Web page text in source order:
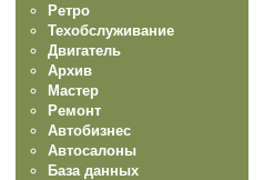
Ретро
Техобслуживание
Двигатель
Архив
Мастер
Ремонт
Автобизнес
Автосалоны
База данных